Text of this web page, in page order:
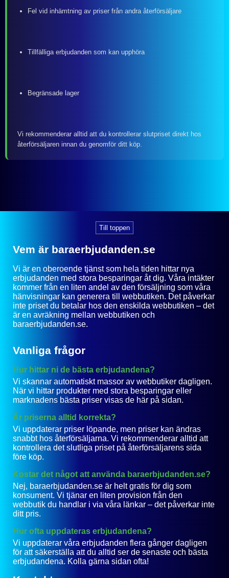
Fel vid inhämtning av priser från andra återförsäljare
Tillfälliga erbjudanden som kan upphöra
Begränsade lager
Vi rekommenderar alltid att du kontrollerar slutpriset direkt hos
återförsäljaren innan du genomför ditt köp.
Till toppen
Vem är baraerbjudanden.se
Vi är en oberoende tjänst som hela tiden hittar nya
erbjudanden med stora besparingar åt dig. Våra intäkter
kommer från en liten andel av den försäljning som våra
hänvisningar kan generera till webbutiken. Det påverkar
inte priset du betalar hos den enskilda webbutiken – det
är en avräkning mellan webbutiken och
baraerbjudanden.se.
Vanliga frågor
Hur hittar ni de bästa erbjudandena?
Vi skannar automatiskt massor av webbutiker dagligen.
När vi hittar produkter med stora besparingar eller
marknadens bästa priser visas de här på sidan.
Är priserna alltid korrekta?
Vi uppdaterar priser löpande, men priser kan ändras
snabbt hos återförsäljarna. Vi rekommenderar alltid att
kontrollera det slutliga priset på återförsäljarens sida
före köp.
Kostar det något att använda baraerbjudanden.se?
Nej, baraerbjudanden.se är helt gratis för dig som
konsument. Vi tjänar en liten provision från den
webbutik du handlar i via våra länkar – det påverkar inte
ditt pris.
Hur ofta uppdateras erbjudandena?
Vi uppdaterar våra erbjudanden flera gånger dagligen
för att säkerställa att du alltid ser de senaste och bästa
erbjudandena. Kolla gärna sidan ofta!